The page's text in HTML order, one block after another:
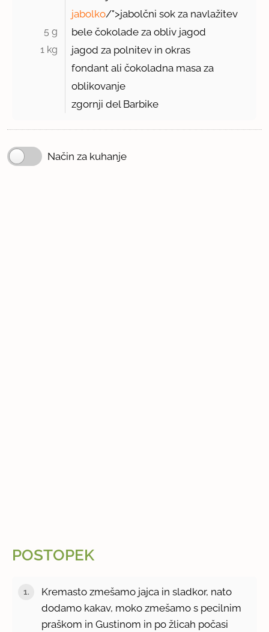
jabolko/">jabolčni sok za navlažitev
5 g bele čokolade za obliv jagod
1 kg
jagod za polnitev in okras
fondant ali čokoladna masa za
oblikovanje
zgornji del Barbike
Način za kuhanje
POSTOPEK
Kremasto zmešamo jajca in sladkor, nato
dodamo kakav, moko zmešamo s pecilnim
praškom in Gustinom in po žlicah počasi